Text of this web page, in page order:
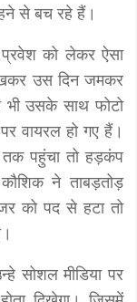
से बच रहे हैं।
को लेकर ऐसा
उस दिन जमकर
ने भी उसके साथ फोटो
वायरल हो गए हैं।
तक पहुंचा तो हड़कंप
ने ताबड़तोड़
को पद से हटा तो
सोशल मीडिया पर